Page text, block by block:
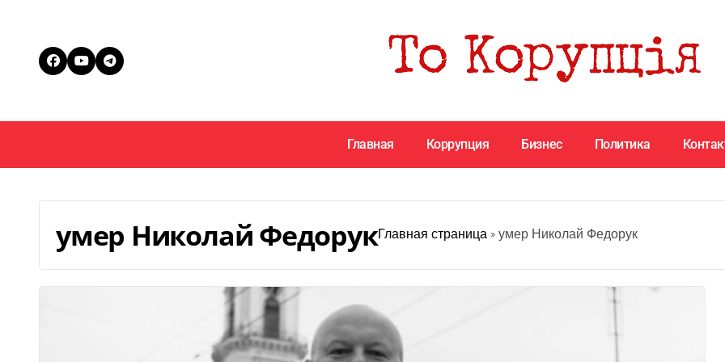
Главная Коррупция Бизнес Политика
умер Николай ФедорукГлавная страница» умер Николай Федорук